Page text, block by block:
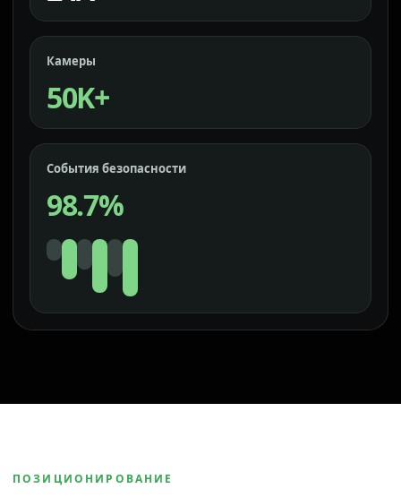
Камеры
50K+
События безопасности
98.7%
ПОЗИЦИОНИРОВАНИЕ